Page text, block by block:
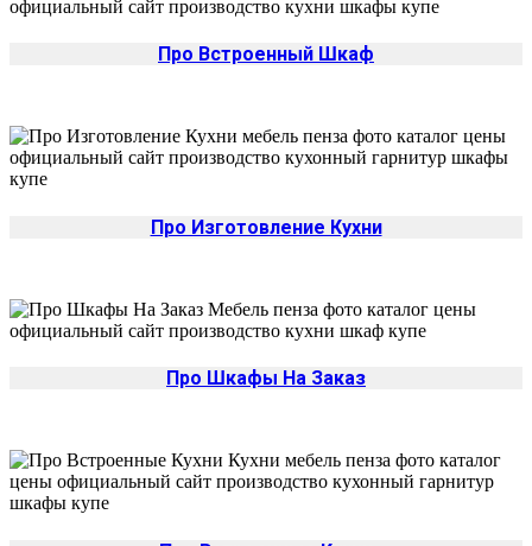
Про Встроенный Шкаф
Про Изготовление Кухни
Про Шкафы На Заказ